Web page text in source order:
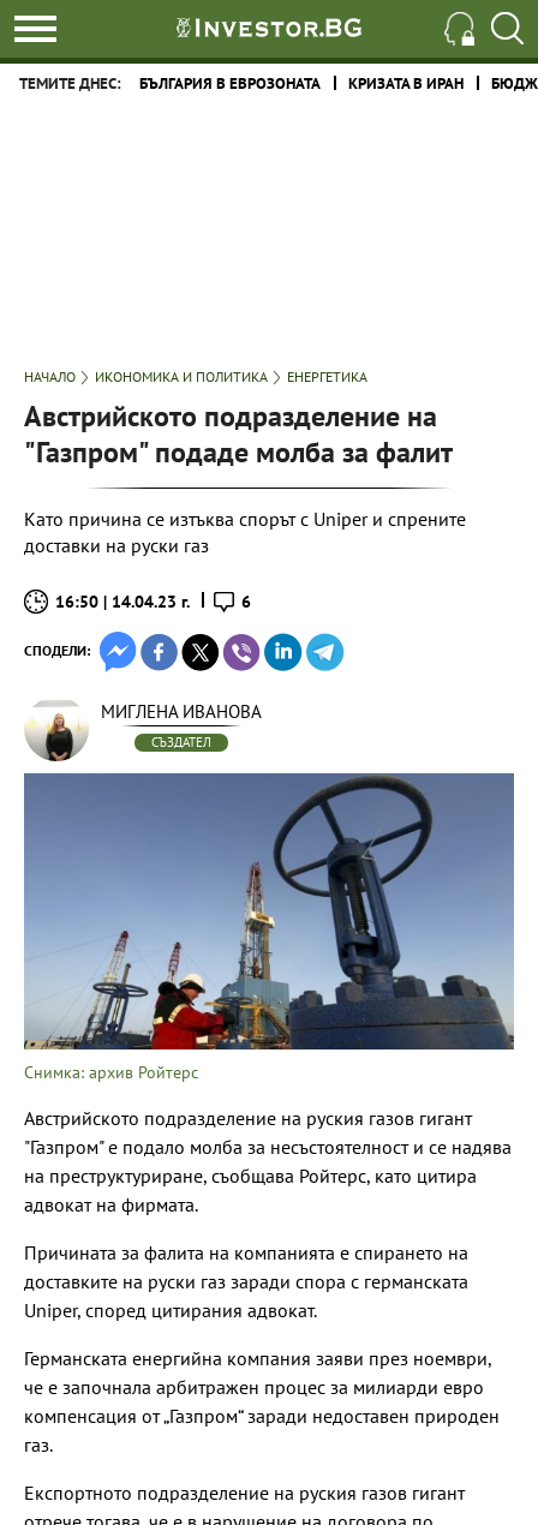
ТЕМИТЕ ДНЕС: БЪЛГАРИЯ В ЕВРОЗОНАТА КРИЗАТА В ИРАН
НАЧАЛО ИКОНОМИКА И ПОЛИТИКА ЕНЕРГЕТИКА
Австрийското подразделение на
"Газпром" подаде молба за фалит
Като причина се изтъква спорът с Uniper и спрените
доставки на руски газ
16:50 | 14.04.23 г. 6
СПОДЕЛИ:
МИГЛЕНА ИВАНОВА
СЪЗДАТЕЛ
Снимка: архив Ройтерс
Австрийското подразделение на руския газов гигант
"Газпром" е подало молба за несъстоятелност и се надява
на преструктуриране, съобщава Ройтерс, като цитира
адвокат на фирмата.
Причината за фалита на компанията е спирането на
доставките на руски газ заради спора с германската
Uniper, според цитирания адвокат.
Германската енергийна компания заяви през ноември,
че е започнала арбитражен процес за милиарди евро
компенсация от „Газпром“ заради недоставен природен
газ.
Експортното подразделение на руския газов гигант